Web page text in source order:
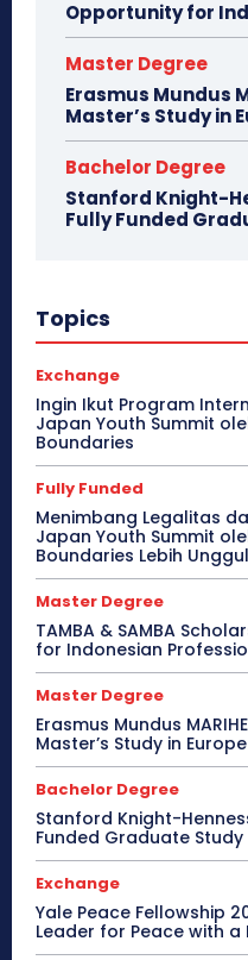
Opportunity for
Master Degree
Erasmus Mundus
Master’s Study in
Bachelor Degree
Stanford Knight-
Fully Funded
Topics
Exchange
Ingin Ikut Program
Japan Youth Summit
Boundaries
Fully Funded
Menimbang Legalitas
Japan Youth Summit
Boundaries Lebih
Master Degree
TAMBA & SAMBA
for Indonesian
Master Degree
Erasmus Mundus
Master’s Study in
Bachelor Degree
Stanford Knight-
Funded Graduate Study
Exchange
Yale Peace Fellowship
Leader for Peace with a